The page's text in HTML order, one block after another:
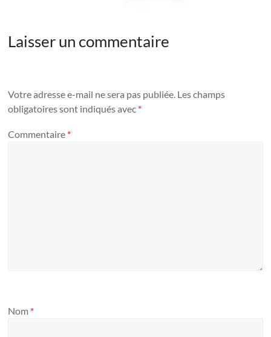
Laisser un commentaire
Votre adresse e-mail ne sera pas publiée. Les champs
obligatoires sont indiqués avec *
Commentaire *
Nom *